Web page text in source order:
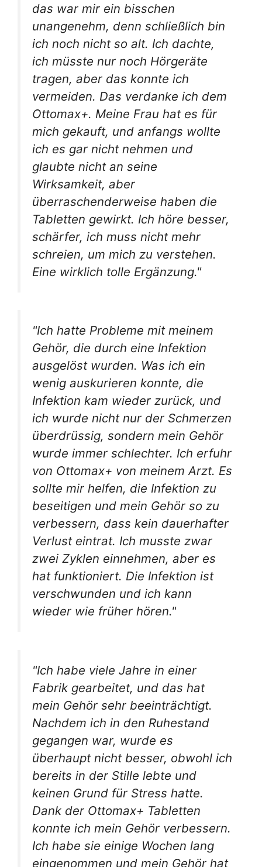
das war mir ein bisschen
unangenehm, denn schließlich bin
ich noch nicht so alt. Ich dachte,
ich müsste nur noch Hörgeräte
tragen, aber das konnte ich
vermeiden. Das verdanke ich dem
Ottomax+. Meine Frau hat es für
mich gekauft, und anfangs wollte
ich es gar nicht nehmen und
glaubte nicht an seine
Wirksamkeit, aber
überraschenderweise haben die
Tabletten gewirkt. Ich höre besser,
schärfer, ich muss nicht mehr
schreien, um mich zu verstehen.
Eine wirklich tolle Ergänzung."
"Ich hatte Probleme mit meinem
Gehör, die durch eine Infektion
ausgelöst wurden. Was ich ein
wenig auskurieren konnte, die
Infektion kam wieder zurück, und
ich wurde nicht nur der Schmerzen
überdrüssig, sondern mein Gehör
wurde immer schlechter. Ich erfuhr
von Ottomax+ von meinem Arzt. Es
sollte mir helfen, die Infektion zu
beseitigen und mein Gehör so zu
verbessern, dass kein dauerhafter
Verlust eintrat. Ich musste zwar
zwei Zyklen einnehmen, aber es
hat funktioniert. Die Infektion ist
verschwunden und ich kann
wieder wie früher hören."
"Ich habe viele Jahre in einer
Fabrik gearbeitet, und das hat
mein Gehör sehr beeinträchtigt.
Nachdem ich in den Ruhestand
gegangen war, wurde es
überhaupt nicht besser, obwohl ich
bereits in der Stille lebte und
keinen Grund für Stress hatte.
Dank der Ottomax+ Tabletten
konnte ich mein Gehör verbessern.
Ich habe sie einige Wochen lang
eingenommen und mein Gehör hat